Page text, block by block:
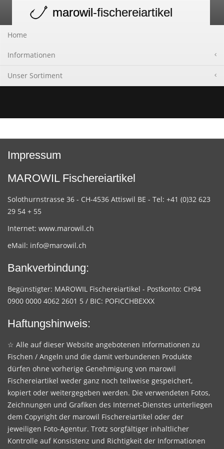
navigation
marowil-fischereiartikel
Home
Informationen
Unser Sortiment
Impressum
MAROWIL Fischereiartikel
Solothurnstrasse 36 - CH-4536 Attiswil BE - Tel: +41 (0)32 623
29 54 + 55
Internet: www.marowil.ch
eMail: info@marowil.ch
Bankverbindung:
Begünstigter: MAROWIL Fischereiartikel - Postkonto: CH94
0900 0000 4062 2601 5 / BIC: POFICCHBEXXX
Haftungshinweis:
☆ Alle auf dieser Website angebotenen Informationen zu
Fischen / Angeln und die damit verbundenen Produkte
dürfen ohne vorherige Genehmigung von marowil
Fischereiartikel weder ganz noch teilweise gespeichert,
kopiert oder weitergegeben werden. Die verwendeten Fotos,
Zeichnungen und Grafiken des Internet-Dienstes unterliegen
dem Copyright der marowil Fischereiartikel oder der
jeweiligen Foto-Agentur. Trotz sorgfältiger inhaltlicher
Kontrolle auf Konsistenz und Richtigkeit der Informationen